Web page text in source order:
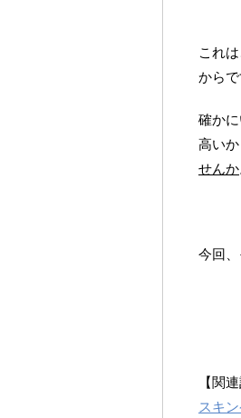
これ
からで
確か
高いか
せんか
今回
【関
スキ